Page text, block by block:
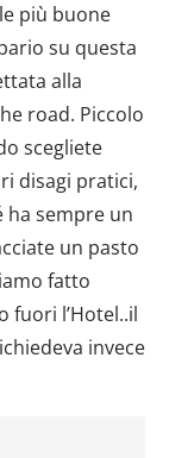
più buone
su questa
alla
road. Piccolo
scegliete
disagi pratici,
ha sempre un
un pasto
fatto
fuori l’Hotel..il
invece